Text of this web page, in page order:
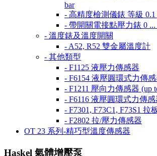
bar
- 高精度檢測儀錶 等級 0.1
- 帶開關電接點壓力錶 0 ...
- 溫度錶及溫度開關
- A52, R52 雙金屬溫度計
- 其他類型
- F1125 液壓力傳感器
- F6154 液壓圓環式力傳
- F1211 壓向力傳感器 (up
- F6116 液壓圓環式力傳
- F7301, F73C1, F73S1 拉
- F2802 拉/壓力傳感器
OT 23 系列-精巧型溫度傳感器
Haskel 氣體增壓泵